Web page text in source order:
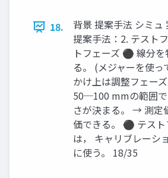
18.
背景 提案手法 シミュ
提案手法：2. テスト
トフェーズ ⚫ 線分
る。 (メジャーを使
かけ上は調整フェー
50─100 mmの範囲
さが決まる。 → 測定
価できる。 ⚫ テス
は， キャリブレーシ
に使う。 18/35